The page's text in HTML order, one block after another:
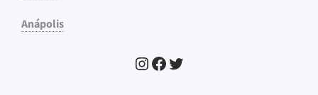
Anápolis